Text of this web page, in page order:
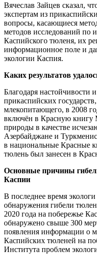
Вячеслав Зайцев сказал,
экспертам из
вопросы, касающиеся
методов исследований по
Каспийского тюленя, их
информационное поле и
экологии Каспия.
Каких результатов
Благодаря настойчивости
прикаспийских
млекопитающего, в 2008
включён в Красную книгу
природы в качестве
Азербайджане и
в национальные Красные
тюлень был занесен в
Основные причины
Каспии
В последнее время
обнаружения гибели
2020 года на побережье
обнаружено свыше 300
появления информации о
Каспийских тюленей на
Института проблем